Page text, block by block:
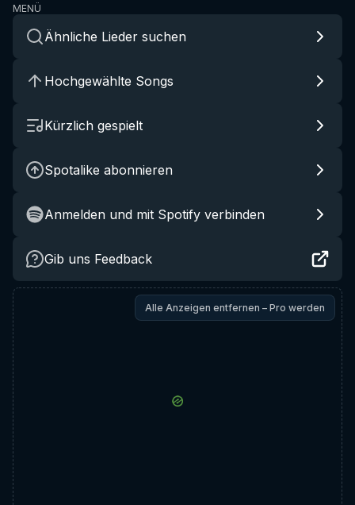
MENÜ
Ähnliche Lieder suchen
Hochgewählte Songs
Kürzlich gespielt
Spotalike abonnieren
Anmelden und mit Spotify verbinden
Gib uns Feedback
Alle Anzeigen entfernen – Pro werden